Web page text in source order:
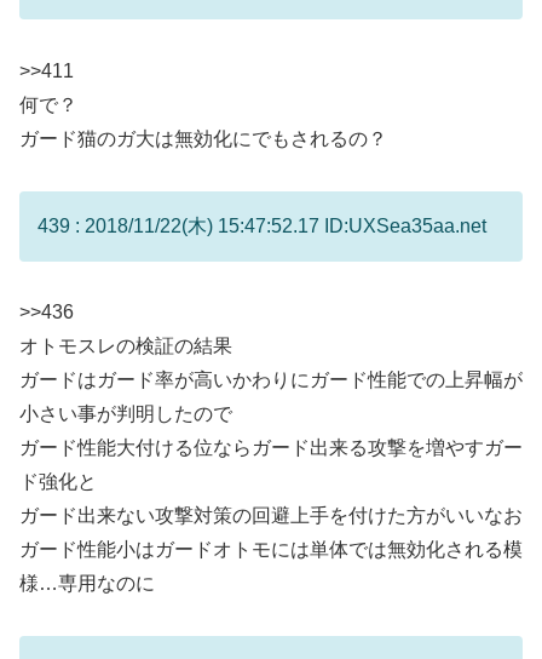
>>411
何で？
ガード猫のガ大は無効化にでもされるの？
439 : 2018/11/22(木) 15:47:52.17 ID:UXSea35aa.net
>>436
オトモスレの検証の結果
ガードはガード率が高いかわりにガード性能での上昇幅が
小さい事が判明したので
ガード性能大付ける位ならガード出来る攻撃を増やすガー
ド強化と
ガード出来ない攻撃対策の回避上手を付けた方がいいなお
ガード性能小はガードオトモには単体では無効化される模
様…専用なのに